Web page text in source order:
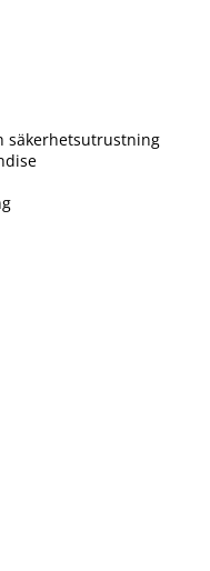
säkerhetsutrustning